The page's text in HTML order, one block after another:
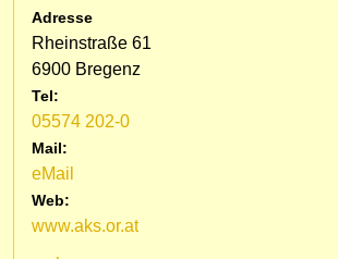
Adresse
Rheinstraße 61
6900 Bregenz
Tel:
05574 202-0
Mail:
eMail
Web:
www.aks.or.at